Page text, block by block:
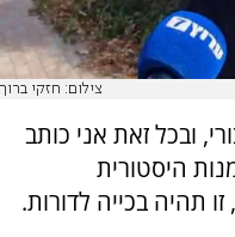
צילום: חזקי ברוך
ובכל זאת אני כותב
היסטורית
תהיה בכייה לדורות.